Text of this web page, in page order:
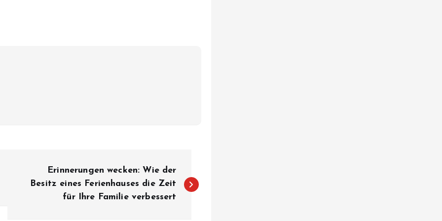
Erinnerungen wecken: Wie der
Besitz eines Ferienhauses die Zeit
für Ihre Familie verbessert